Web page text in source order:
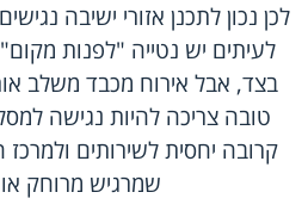
לכן נכון לתכנן אזורי ישיבה
לעיתים יש נטייה "לפנות
בצד, אבל אירוח מכבד משלב
טובה צריכה להיות נגישה
קרובה יחסית לשירותים
שמרגיש מרוחק